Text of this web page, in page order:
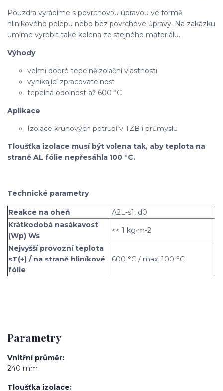
Pouzdra vyrábíme s povrchovou úpravou ve formě
hliníkového polepu nebo bez povrchové úpravy. Na zakázku
umíme vyrobit také kolena ze stejného materiálu.
Výhody
velmi dobré tepelněizolační vlastnosti
vynikající zpracovatelnost
tepelná odolnost až 600 °C
Aplikace
Izolace kruhových potrubí v TZB i průmyslu
Tloušťka izolace musí být volena tak, aby teplota na
straně AL fólie nepřesáhla 100 °C.
Technické parametry
Reakce na oheň
A2L-s1, d0
Krátkodobá nasákavost
(Wp) Ws
<< 1 kg·m-2
Nejvyšší provozní teplota
sT(+) / na straně hliníkové
fólie
600 °C / max. 100 °C
Parametry
Vnitřní průměr
240 mm
Tloušťka izolace